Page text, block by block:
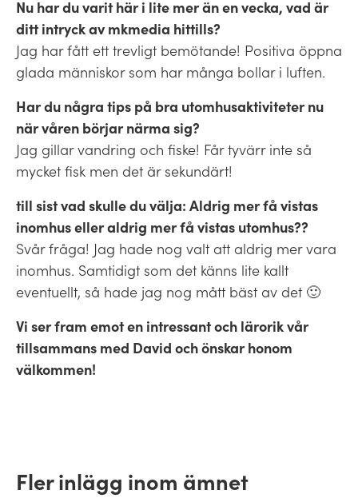
Nu har du varit här i lite mer än en vecka, vad är
ditt intryck av mkmedia hittills?
Jag har fått ett trevligt bemötande! Positiva öppna
glada människor som har många bollar i luften.
Har du några tips på bra utomhusaktiviteter nu
när våren börjar närma sig?
Jag gillar vandring och fiske! Får tyvärr inte så
mycket fisk men det är sekundärt!
till sist vad skulle du välja: Aldrig mer få vistas
inomhus eller aldrig mer få vistas utomhus??
Svår fråga! Jag hade nog valt att aldrig mer vara
inomhus. Samtidigt som det känns lite kallt
eventuellt, så hade jag nog mått bäst av det 🙂
Vi ser fram emot en intressant och lärorik vår
tillsammans med David och önskar honom
välkommen!
Fler inlägg inom ämnet